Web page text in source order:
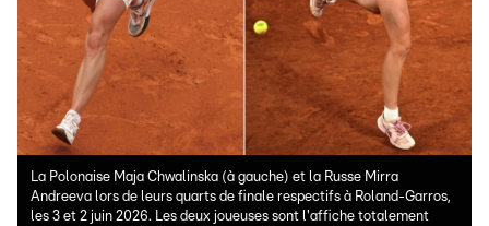
La Polonaise Maja Chwalinska (à gauche) et la Russe Mirra
Andreeva lors de leurs quarts de finale respectifs à Roland-Garros,
les 3 et 2 juin 2026. Les deux joueuses sont l'affiche totalement